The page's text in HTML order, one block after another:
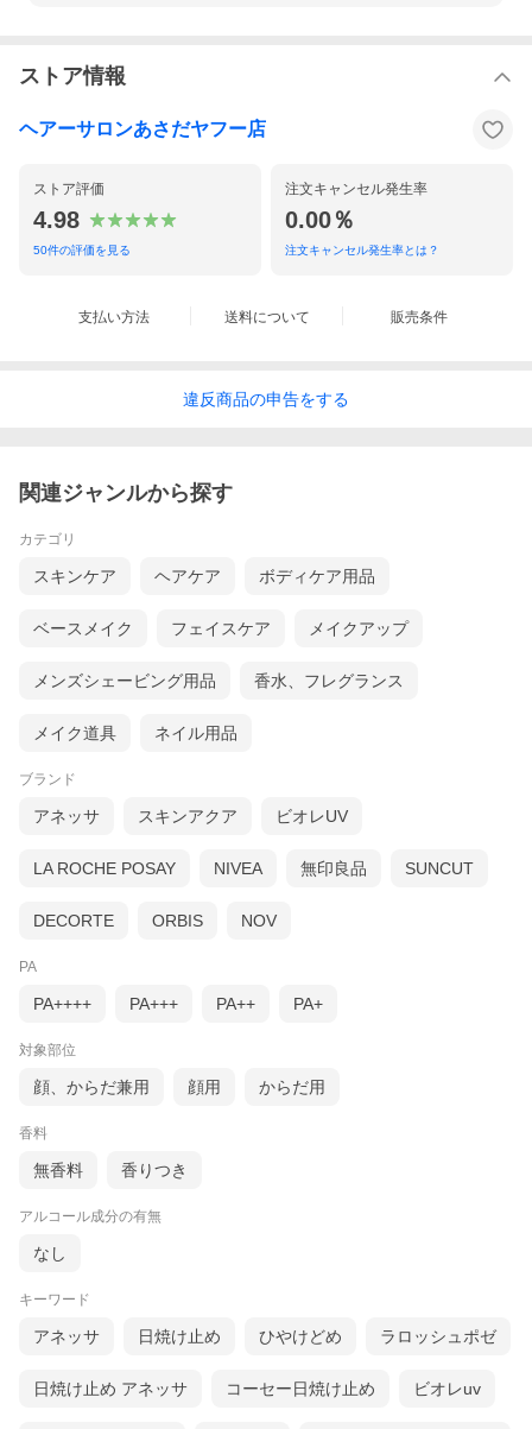
ストア情報
ヘアーサロンあさだヤフー店
ストア評価
4.98
50件の評価を見る
注文キャンセル発生率
0.00％
注文キャンセル発生率とは？
支払い方法 送料について 販売条件
違反商品の申告をする
関連ジャンルから探す
カテゴリ
スキンケア ヘアケア ボディケア用品
ベースメイク フェイスケア メイクアップ
メンズシェービング用品 香水、フレグランス
メイク道具 ネイル用品
ブランド
アネッサ スキンアクア ビオレUV
LA ROCHE POSAY NIVEA 無印良品 SUNCUT
DECORTE ORBIS NOV
PA
PA++++ PA+++ PA++ PA+
対象部位
顔、からだ兼用 顔用 からだ用
香料
無香料 香りつき
アルコール成分の有無
なし
キーワード
アネッサ 日焼け止め ひやけどめ ラロッシュポゼ
日焼け止め アネッサ コーセー日焼け止め ビオレuv